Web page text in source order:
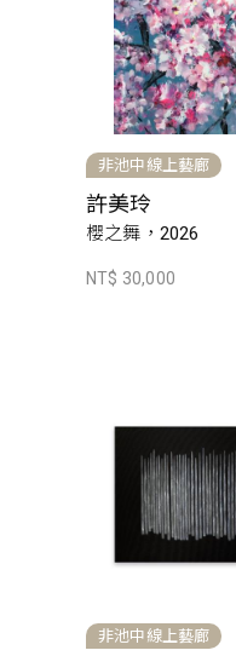
非池中線上藝廊
許美玲
櫻之舞，2026
NT$ 30,000
非池中線上藝廊